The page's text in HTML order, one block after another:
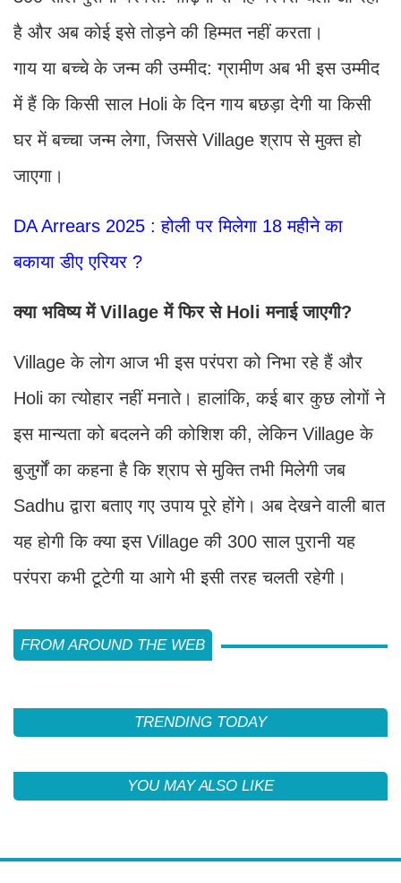
है और अब कोई इसे तोड़ने की हिम्मत नहीं करता।
गाय या बच्चे के जन्म की उम्मीद: ग्रामीण अब भी इस उम्मीद
में हैं कि किसी साल Holi के दिन गाय बछड़ा देगी या किसी
घर में बच्चा जन्म लेगा, जिससे Village श्राप से मुक्त हो
जाएगा।
DA Arrears 2025 : होली पर मिलेगा 18 महीने का
बकाया डीए एरियर ?
क्या भविष्य में Village में फिर से Holi मनाई जाएगी?
Village के लोग आज भी इस परंपरा को निभा रहे हैं और
Holi का त्योहार नहीं मनाते। हालांकि, कई बार कुछ लोगों ने
इस मान्यता को बदलने की कोशिश की, लेकिन Village के
बुजुर्गों का कहना है कि श्राप से मुक्ति तभी मिलेगी जब
Sadhu द्वारा बताए गए उपाय पूरे होंगे। अब देखने वाली बात
यह होगी कि क्या इस Village की 300 साल पुरानी यह
परंपरा कभी टूटेगी या आगे भी इसी तरह चलती रहेगी।
FROM AROUND THE WEB
TRENDING TODAY
YOU MAY ALSO LIKE